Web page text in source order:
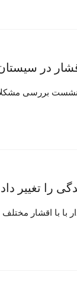
در
نشست بررسی
را تغییر داد
با با اقشار